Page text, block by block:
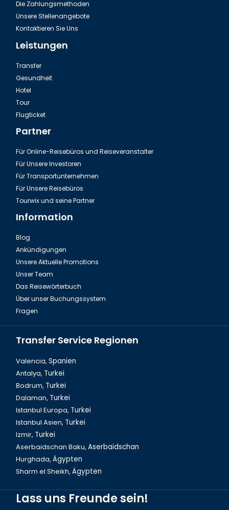
Dalyan Tour & Krabbenfischen in der Türkei
Die Zahlungsmethoden
Unsere Stellenangebote
Kontaktieren Sie Uns
Leistungen
Transfer
Gesundheit
Hotel
Tour
Flugticket
Partner
Für Online-Reisebüros und Reiseveranstalter
Für Unsere Investoren
Für Transportunternehmen
Für Unsere Reisebüros
Tourwix und seine Partner
Information
Blog
Ankündigungen
Unsere Aktuelle Promotions
Unser Team
Das Reisewörterbuch
Über unser Buchungssystem
Fragen
Transfer Service Regionen
Valencia, Spanien
Antalya, Turkei
Bodrum, Turkei
Dalaman, Turkei
Istanbul Europa, Turkei
Istanbul Asien, Turkei
Izmir, Turkei
Aserbaidschan Baku, Aserbaidschan
Hurghada, Ägypten
Sharm el Sheikh, Ägypten
Lass uns Freunde sein!